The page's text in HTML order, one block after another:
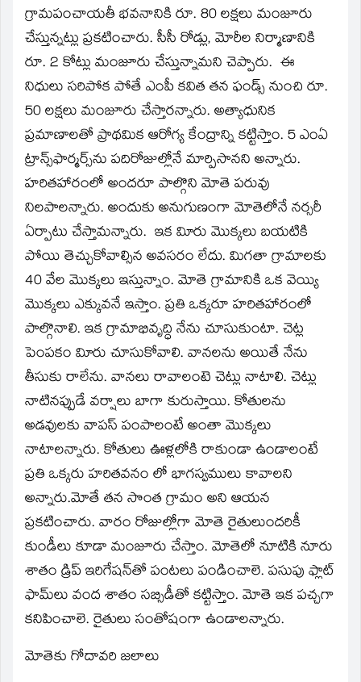
గ్రామపంచాయతీ భవనానికి రూ. 80 లక్షలు మంజూరు
చేస్తున్నట్లు ప్రకటించారు. సీసీ రోడ్లు, మోరీల నిర్మాణానికి
రూ. 2 కోట్లు మంజూరు చేస్తున్నామని చెప్పారు. ఈ
నిధులు సరిపోక పోతే ఎంపీ కవిత తన ఫండ్స్‌ నుంచి రూ.
50 లక్షలు మంజూరు చేస్తారన్నారు. అత్యాధునిక
ప్రమాణాలతో ప్రాథమిక ఆరోగ్య కేంద్రాన్ని కట్టిస్తాం. 5 ఎంఏ
ట్రాన్స్‌ఫార్మర్స్‌ను పదిరోజుల్లోనే మార్పిసానని అన్నారు.
హరితహారంలో అందరూ పాల్గొని మోతె పరువు
నిలపాలన్నారు. అందుకు అనుగుణంగా మోతెలోనే నర్సరీ
ఏర్పాటు చేస్తామన్నారు. ఇక విూరు మొక్కలు బయటికి
పోయి తెచ్చుకోవాల్సిన అవసరం లేదు. మిగతా గ్రామాలకు
40 వేల మొక్కలు ఇస్తున్నాం. మోతె గ్రామానికి ఒక వెయ్యి
మొక్కలు ఎక్కువనే ఇస్తాం. ప్రతి ఒక్కరూ హరితహారంలో
పాల్గొనాలి. ఇక గ్రామాభివృద్ధి నేను చూసుకుంటా. చెట్ల
పెంపకం విూరు చూసుకోవాలి. వానలను అయితే నేను
తీసుకు రాలేను. వానలు రావాలంటె చెట్లు నాటాలి. చెట్లు
నాటినప్పుడే వర్షాలు బాగా కురుస్తాయి. కోతులను
అడవులకు వాపస్‌ పంపాలంటే అంతా మొక్కలు
నాటాలన్నారు. కోతులు ఊళ్లలోకి రాకుండా ఉండాలంటే
ప్రతి ఒక్కరు హరితవనం లో భాగస్వములు కావాలని
అన్నారు.మోతే తన సొంత గ్రామం అని ఆయన
ప్రకటించారు. వారం రోజుల్లోగా మోతె రైతులుందరికీ
కుండీలు కూడా మంజూరు చేస్తాం. మోతెలో నూటికి నూరు
శాతం డ్రిప్‌ ఇరిగేషన్‌తో పంటలు పండించాలె. పసుపు ఫ్లాట్‌
ఫామ్‌లు వంద శాతం సబ్సిడీతో కట్టిస్తాం. మోతె ఇక పచ్చగా
కనిపించాలె. రైతులు సంతోషంగా ఉండాలన్నారు.
మోతెకు గోదావరి జలాలు